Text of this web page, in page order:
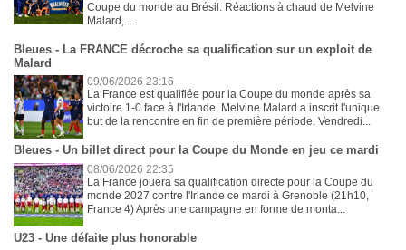
Coupe du monde au Brésil. Réactions à chaud de Melvine
Malard, ...
Bleues - La FRANCE décroche sa qualification sur un exploit de
Malard
09/06/2026 23:16
La France est qualifiée pour la Coupe du monde après sa
victoire 1-0 face à l'Irlande. Melvine Malard a inscrit l'unique
but de la rencontre en fin de première période. Vendredi...
Bleues - Un billet direct pour la Coupe du Monde en jeu ce mardi
08/06/2026 22:35
La France jouera sa qualification directe pour la Coupe du
monde 2027 contre l'Irlande ce mardi à Grenoble (21h10,
France 4) Après une campagne en forme de monta...
U23 - Une défaite plus honorable